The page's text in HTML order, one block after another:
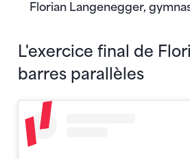
Florian Langenegger,
L'exercice final de
barres parallèles